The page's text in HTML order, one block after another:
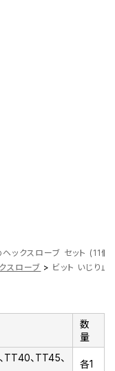
ヘックスローブ セット (11個
スローブ > ビット いじり
数
量
TT40、TT45、
各1